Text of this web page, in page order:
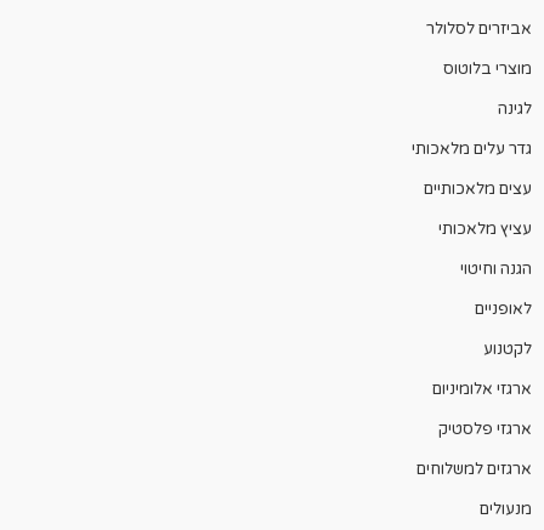
אביזרים לסלולר
מוצרי בלוטוס
לגינה
גדר עלים מלאכותי
עצים מלאכותיים
עציץ מלאכותי
הגנה וחיטוי
לאופניים
לקטנוע
ארגזי אלומיניום
ארגזי פלסטיק
ארגזים למשלוחים
מנעולים